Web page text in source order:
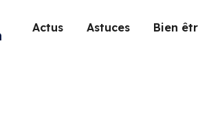
Actus Astuces Bien